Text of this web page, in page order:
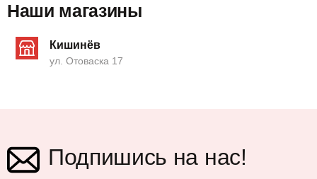
Наши магазины
Кишинёв
ул. Отоваска 17
Подпишись на нас!